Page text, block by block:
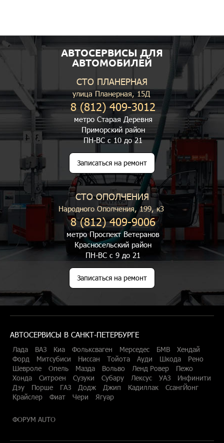
АВТОСЕРВИСЫ ДЛЯ
АВТОМОБИЛЕЙ
СТО ПЛАНЕРНАЯ
улица Планерная, 15Д
8 (812) 409-3012
метро Старая Деревня
Приморский район
ПН-ВС с 10 до 21
Записаться на ремонт
СТО ОПОЛЧЕНИЯ
Народного Ополчения, 199, к3
8 (812) 409-9006
метро Проспект Ветеранов
Красносельский район
ПН-ВС с 9 до 21
Записаться на ремонт
АВТОСЕРВИСЫ В САНКТ-ПЕТЕРБУРГЕ
Лада ВАЗ Киа Фольксваген Мерседес БМВ
Хендай
Форд
Митсубиси Ниссан Тойота Ауди Шкода
Рено
Шевроле
Опель Мазда Вольво Ленд Ровер
Пежо
Хонда
Ситроен Сузуки Субару Лексус УАЗ
Инфинити
Дэу
Порше ГАЗ Додж Джип Кадиллак
СсангЙонг
Крайслер
Фиат Чери Ягуар
ФОРУМ AUTO